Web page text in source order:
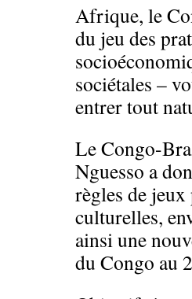
Afrique, le
du jeu des
sociétales –
entrer tout
Le Congo-
Nguesso a
règles de
culturelles,
ainsi une
du Congo au